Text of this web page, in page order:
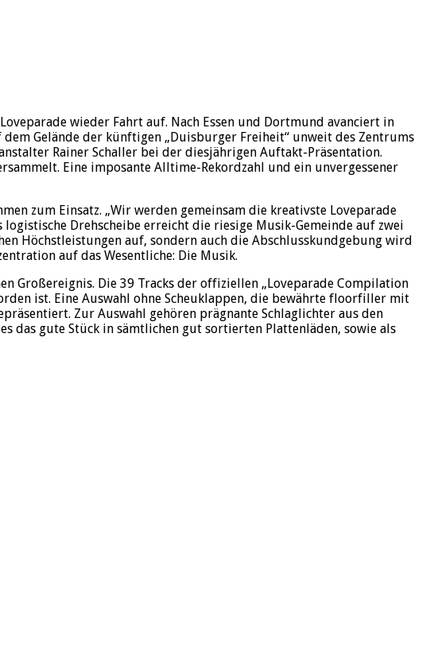
wieder Fahrt auf. Nach Essen und Dortmund avanciert in
Gelände der künftigen „Duisburger Freiheit“ unweit des Zentrums
Rainer Schaller bei der diesjährigen Auftakt-Präsentation.
Eine imposante Alltime-Rekordzahl und ein unvergessener
zum Einsatz. „Wir werden gemeinsam die kreativste Loveparade
Drehscheibe erreicht die riesige Musik-Gemeinde auf zwei
Höchstleistungen auf, sondern auch die Abschlusskundgebung wird
auf das Wesentliche: Die Musik.
Großereignis. Die 39 Tracks der offiziellen „Loveparade Compilation
ist. Eine Auswahl ohne Scheuklappen, die bewährte floorfiller mit
Zur Auswahl gehören prägnante Schlaglichter aus den
das gute Stück in sämtlichen gut sortierten Plattenläden, sowie als